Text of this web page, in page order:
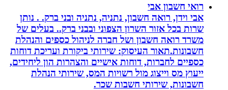
רואי חשבון אבי
אבי וידן, רואה חשבון, נתניה, נתניה ובני ברק. . נותן
שרות בכל אזור השרון הצפוני ובבני ברק.. בעלים של
משרד רואה חשבון ושל חברה לניהול כספים והנהלת
חשבונות.תאור העיסוק: שירותי ביקורת ועריכת דוחות
כספיים לחברות, דוחות אישיים והצהרות הון ליחידים,
ייעוץ מס וייצוג מול רשויות המס, שירותי הנהלת
חשבונות, שירותי חשבות שכר.